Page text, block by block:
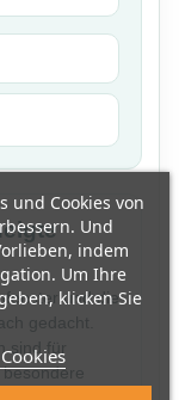
und die
gedacht.
für
und Cookies von
Und
indem
Um Ihre
klicken Sie